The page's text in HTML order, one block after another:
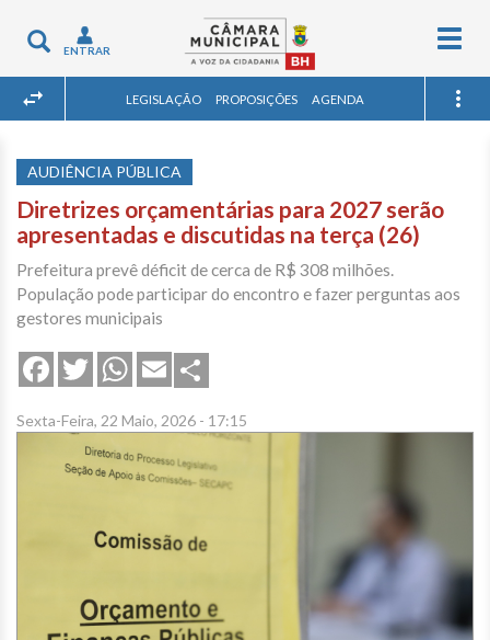
Toggle
navigation
ENTRAR
LEGISLAÇÃO PROPOSIÇÕES AGENDA
AUDIÊNCIA PÚBLICA
Diretrizes orçamentárias para 2027 serão
apresentadas e discutidas na terça (26)
Prefeitura prevê déficit de cerca de R$ 308 milhões.
População pode participar do encontro e fazer perguntas aos
gestores municipais
FacebookTwitterWhatsApp
Email
Sexta-Feira, 22 Maio, 2026 - 17:15